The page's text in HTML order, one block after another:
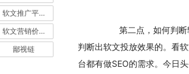
第二点，如何判断
判断出软文投放效果的。看
台都有做SEO的需求。今日
软文推广平台
软文营销价值
鄙视链